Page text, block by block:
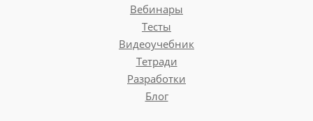
Вебинары
Тесты
Видеоучебник
Тетради
Разработки
Блог